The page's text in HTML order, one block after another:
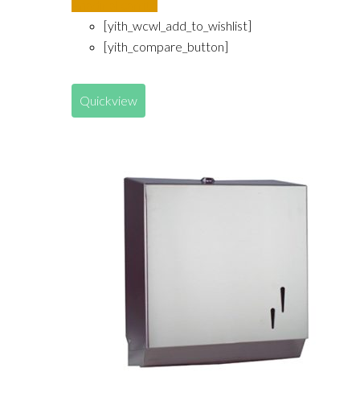
[yith_wcwl_add_to_wishlist]
[yith_compare_button]
Quickview